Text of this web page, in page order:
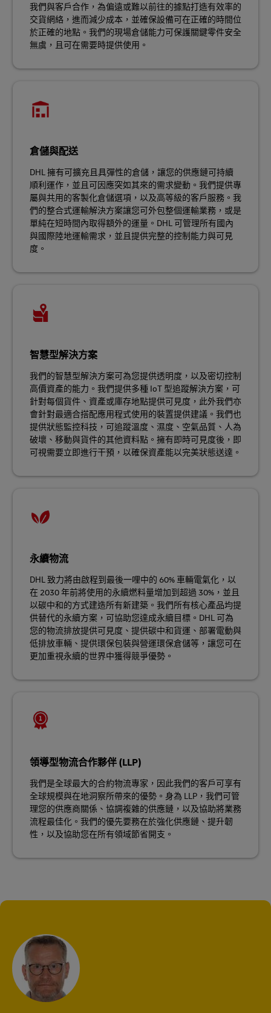
我們與客戶合作，為偏遠或難以前往的據點打造有效率的
交貨網絡，進而減少成本，並確保設備可在正確的時間位
於正確的地點。我們的現場倉儲能力可保護關鍵零件安全
無虞，且可在需要時提供使用。
倉儲與配送
DHL 擁有可擴充且具彈性的倉儲，讓您的供應鏈可持續
順利運作，並且可因應突如其來的需求變動。我們提供專
屬與共用的客製化倉儲選項，以及高等級的客戶服務。我
們的整合式運輸解決方案讓您可外包整個運輸業務，或是
單純在短時間內取得額外的運量。DHL 可管理所有國內
與國際陸地運輸需求，並且提供完整的控制能力與可見
度。
智慧型解決方案
我們的智慧型解決方案可為您提供透明度，以及密切控制
高價資產的能力。我們提供多種 IoT 型追蹤解決方案，可
針對每個貨件、資產或庫存地點提供可見度，此外我們亦
會針對最適合搭配應用程式使用的裝置提供建議。我們也
提供狀態監控科技，可追蹤溫度、濕度、空氣品質、人為
破壞、移動與貨件的其他資料點。擁有即時可見度後，即
可視需要立即進行干預，以確保資產能以完美狀態送達。
永續物流
DHL 致力將由啟程到最後一哩中的 60% 車輛電氣化，以
在 2030 年前將使用的永續燃料量增加到超過 30%，並且
以碳中和的方式建造所有新建築。我們所有核心產品均提
供替代的永續方案，可協助您達成永續目標。DHL 可為
您的物流排放提供可見度、提供碳中和貨運、部署電動與
低排放車輛、提供環保包裝與營運環保倉儲等，讓您可在
更加重視永續的世界中獲得競爭優勢。
領導型物流合作夥伴 (LLP)
我們是全球最大的合約物流專家，因此我們的客戶可享有
全球規模與在地洞察所帶來的優勢。身為 LLP，我們可管
理您的供應商關係、協調複雜的供應鏈，以及協助將業務
流程最佳化。我們的優先要務在於強化供應鏈、提升韌
性，以及協助您在所有領域節省開支。